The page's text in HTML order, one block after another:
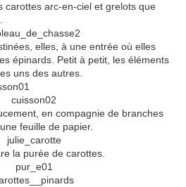
arc-en-ciel et grelots que
elles, à une entrée où elles
épinards. Petit à petit, les éléments
uns des autres.
en compagnie de branches
feuille de papier.
la purée de carottes.